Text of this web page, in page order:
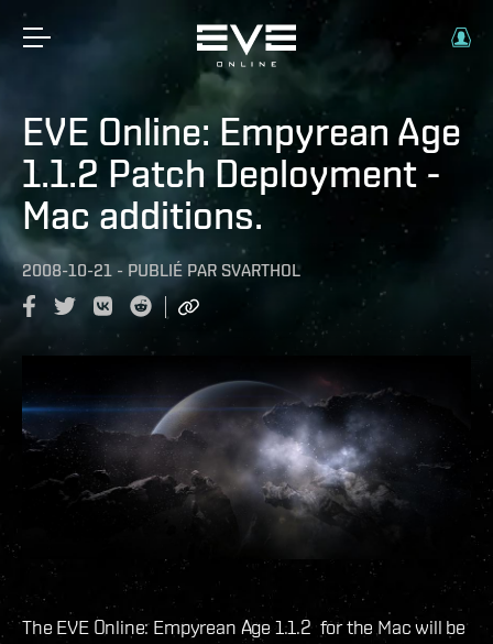
EVE Online: Empyrean Age
1.1.2 Patch Deployment -
Mac additions.
2008-10-21 - PUBLIÉ PAR SVARTHOL
The EVE Online: Empyrean Age 1.1.2 for the Mac will be